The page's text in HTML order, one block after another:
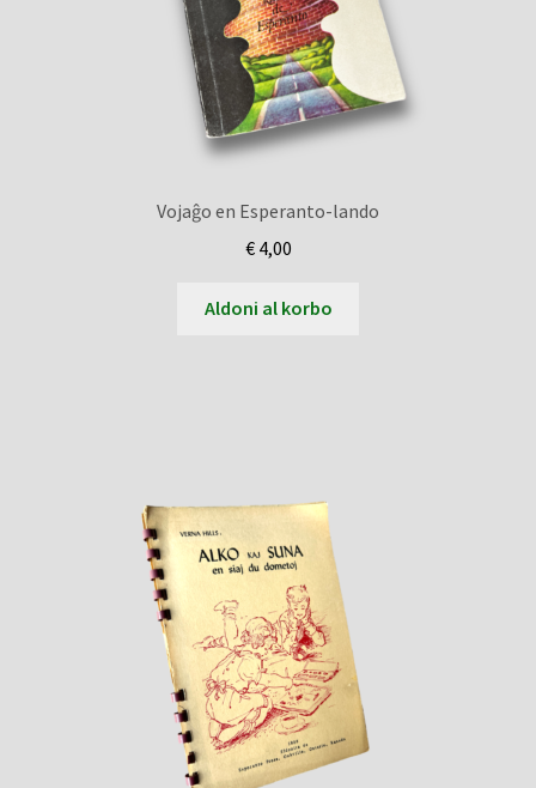
Vojaĝo en Esperanto-lando
€4,00
Aldoni al korbo